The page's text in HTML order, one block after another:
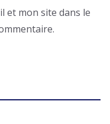
et mon site dans le